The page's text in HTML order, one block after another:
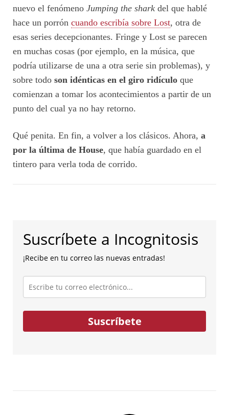
nuevo el fenómeno Jumping the shark del que hablé
hace un porrón cuando escribía sobre Lost, otra de
esas series decepcionantes. Fringe y Lost se parecen
en muchas cosas (por ejemplo, en la música, que
podría utilizarse de una a otra serie sin problemas), y
sobre todo son idénticas en el giro ridículo que
comienzan a tomar los acontecimientos a partir de un
punto del cual ya no hay retorno.
Qué penita. En fin, a volver a los clásicos. Ahora, a
por la última de House, que había guardado en el
tintero para verla toda de corrido.
Suscríbete a Incognitosis
¡Recibe en tu correo las nuevas entradas!
Escribe
tu
correo
electrónico...
Suscríbete